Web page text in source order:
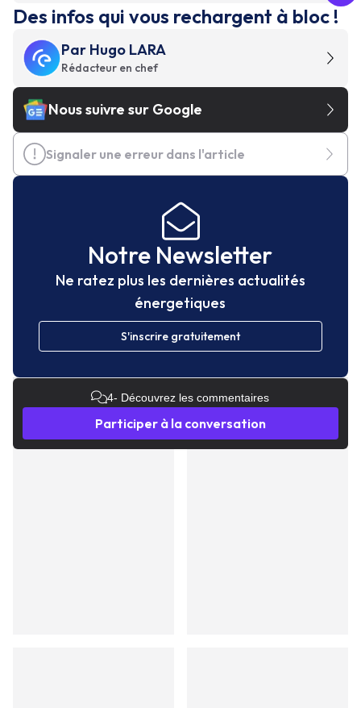
Des infos qui vous rechargent à bloc !
Par Hugo LARA
Rédacteur en chef
Nous suivre sur Google
Signaler une erreur dans l'article
Notre Newsletter
Ne ratez plus les dernières actualités
énergetiques
S'inscrire gratuitement
4- Découvrez les commentaires
Participer à la conversation